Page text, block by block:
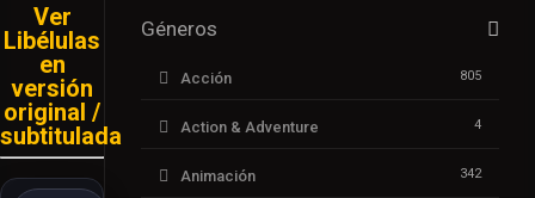
Ver
Libélulas
en
versión
original /
subtitulada
Géneros
Acción 805
Action & Adventure 4
Animación 342